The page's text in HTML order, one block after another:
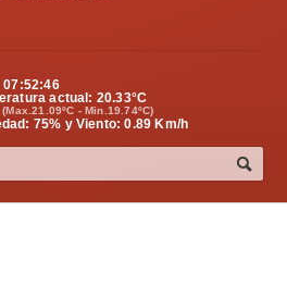
07:52:47
actual: 20.33°C
- Min.19.74ºC)
75% y Viento: 0.89 Km/h